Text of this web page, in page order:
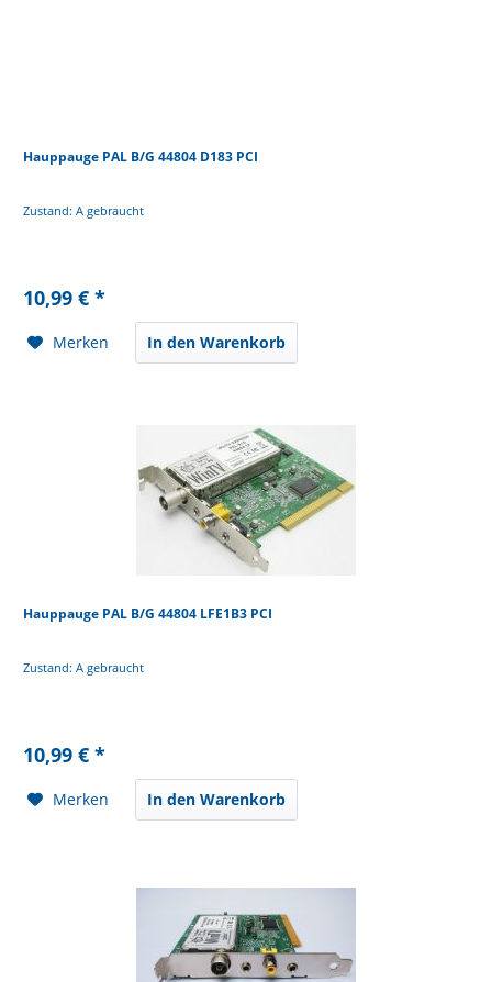
Hauppauge PAL B/G 44804 D183 PCI
Zustand: A gebraucht
10,99 € *
Merken In den Warenkorb
Hauppauge PAL B/G 44804 LFE1B3 PCI
Zustand: A gebraucht
10,99 € *
Merken In den Warenkorb